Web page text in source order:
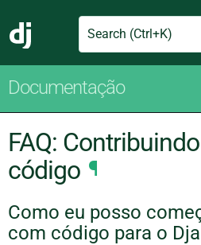
Django
Search
Documentação
FAQ:
código ¶
Como eu posso
com código para o